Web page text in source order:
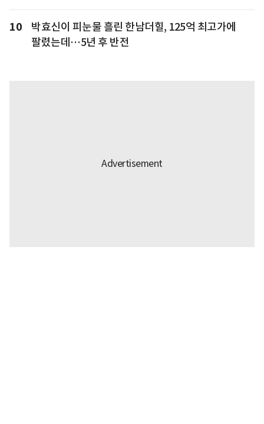
10
박효신이 피눈물 흘린 한남더힐, 125억 최고가에
팔렸는데…5년 후 반전